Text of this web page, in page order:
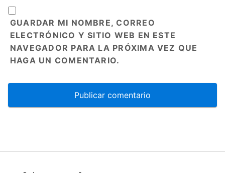
GUARDAR MI NOMBRE, CORREO
ELECTRÓNICO Y SITIO WEB EN ESTE
NAVEGADOR PARA LA PRÓXIMA VEZ QUE
HAGA UN COMENTARIO.